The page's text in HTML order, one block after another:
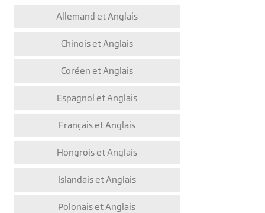
Allemand et Anglais
Chinois et Anglais
Coréen et Anglais
Espagnol et Anglais
Français et Anglais
Hongrois et Anglais
Islandais et Anglais
Polonais et Anglais